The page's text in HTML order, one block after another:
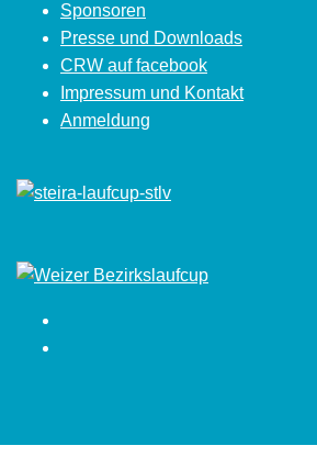
Sponsoren
Presse und Downloads
CRW auf facebook
Impressum und Kontakt
Anmeldung